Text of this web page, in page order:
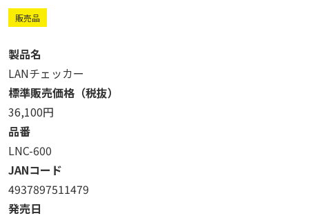
販売品
製品名
LANチェッカー
標準販売価格（税抜）
36,100円
品番
LNC-600
JANコード
4937897511479
発売日